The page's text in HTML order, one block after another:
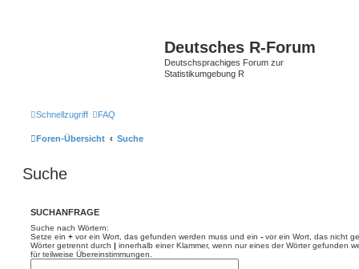
Deutsches R-Forum
Deutschsprachiges Forum zur
Statistikumgebung R
Schnellzugriff FAQ
Foren-Übersicht Suche
Suche
SUCHANFRAGE
Suche nach Wörtern:
Setze ein + vor ein Wort, das gefunden werden muss und ein - vor ein Wort, das nicht
Wörter getrennt durch | innerhalb einer Klammer, wenn nur eines der Wörter gefunden
für teilweise Übereinstimmungen.